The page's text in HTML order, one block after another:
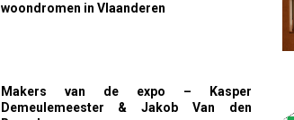
woondromen in Vlaanderen
Makers van de expo – Kasper
Demeulemeester & Jakob Van den